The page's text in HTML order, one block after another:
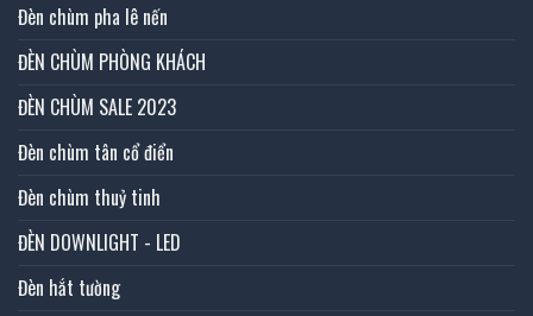
Đèn chùm pha lê nến
ĐÈN CHÙM PHÒNG KHÁCH
ĐÈN CHÙM SALE 2023
Đèn chùm tân cổ điển
Đèn chùm thuỷ tinh
ĐÈN DOWNLIGHT - LED
Đèn hắt tường